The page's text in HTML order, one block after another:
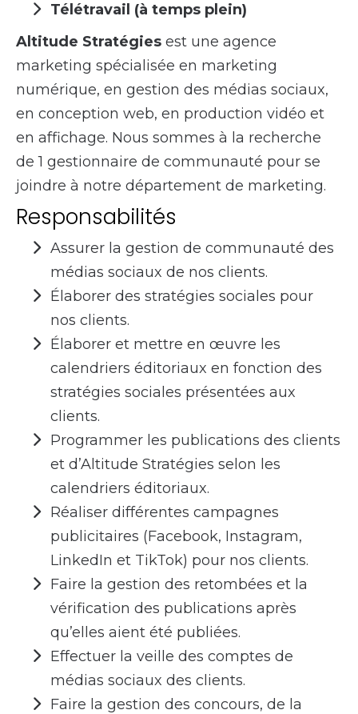
Télétravail (à temps plein)
Altitude Stratégies est une agence
marketing spécialisée en marketing
numérique, en gestion des médias sociaux,
en conception web, en production vidéo et
en affichage. Nous sommes à la recherche
de 1 gestionnaire de communauté pour se
joindre à notre département de marketing.
Responsabilités
Assurer la gestion de communauté des
médias sociaux de nos clients.
Élaborer des stratégies sociales pour
nos clients.
Élaborer et mettre en œuvre les
calendriers éditoriaux en fonction des
stratégies sociales présentées aux
clients.
Programmer les publications des clients
et d’Altitude Stratégies selon les
calendriers éditoriaux.
Réaliser différentes campagnes
publicitaires (Facebook, Instagram,
LinkedIn et TikTok) pour nos clients.
Faire la gestion des retombées et la
vérification des publications après
qu’elles aient été publiées.
Effectuer la veille des comptes de
médias sociaux des clients.
Faire la gestion des concours, de la